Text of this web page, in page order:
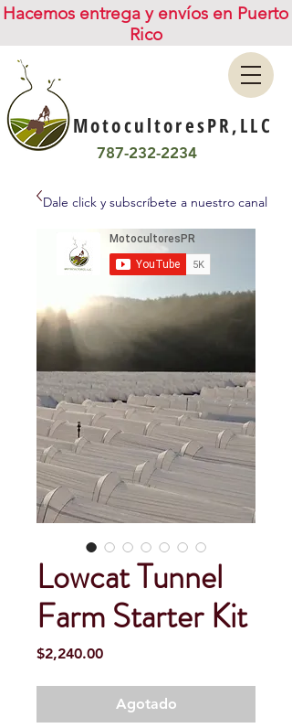
Hacemos entrega y envíos en Puerto
Rico
MotocultoresPR,LLC
787-232-2234
Dale click y subscríbete a nuestro canal
Lowcat Tunnel
Farm Starter Kit
$2,240.00Precio
Agotado